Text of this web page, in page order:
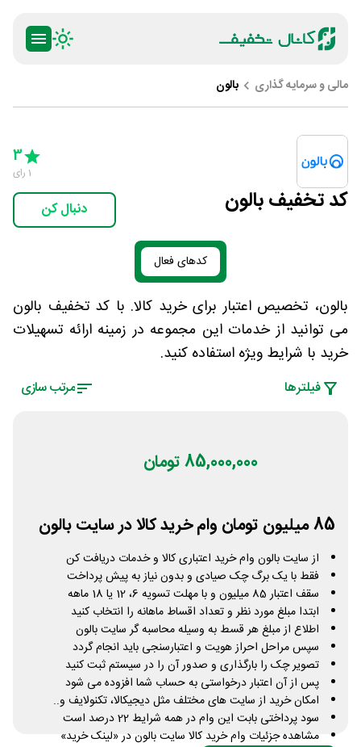
مالی و سرمایه گذاری بالون
کد تخفیف بالون
5 Stars
3
1 رای
دنبال کن
کدهای فعال
بالون، تخصیص اعتبار برای خرید کالا. با کد تخفیف بالون
می توانید از خدمات این مجموعه در زمینه ارائه تسهیلات
خرید با شرایط ویژه استفاده کنید.
فیلتر‌ها مرتب سازی
85,000,000 تومان
85 میلیون تومان وام خرید کالا در سایت بالون
از سایت بالون وام خرید اعتباری کالا و خدمات دریافت کن
فقط با یک برگ چک صیادی و بدون نیاز به پیش پرداخت
سقف اعتبار 85 میلیون و با مهلت تسویه 6، 12 یا 18 ماهه
ابتدا مبلغ مورد نظر و تعداد اقساط ماهانه را انتخاب کنید
اطلاع از مبلغ هر قسط به وسیله محاسبه گر سایت بالون
سپس مراحل احراز هویت و اعتبارسنجی باید انجام گردد
تصویر چک را بارگذاری و صدور آن را در سیستم ثبت کنید
پس از آن اعتبار درخواستی به حساب شما افزوده می شود
امکان خرید از سایت های مختلف مثل دیجیکالا، تکنولایف و..
سود پرداختی بابت این وام در همه شرایط 22 درصد است
مشاهده جزئیات وام خرید کالا سایت بالون در «لینک خرید»